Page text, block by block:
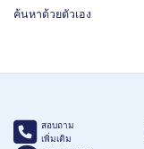
ค้นหาด้วยตัวเอง
สอบถาม
เพิ่มเติม